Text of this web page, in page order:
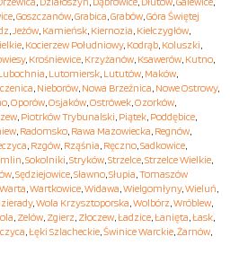
,Goszczanów,Grabica,Grabów,Góra Świętej
,Jeżów, Kamieńsk, Kiernozia, Kiełczygłów,
, Kocierzew Południowy, Kodrąb, Koluszki,
, Krośniewice, Krzyżanów, Ksawerów, Kutno,
, Lutomiersk, Lututów, Maków,
, Nieborów, Nowa Brzeźnica, Nowe Ostrowy,
,Oporów,Osjaków,Ostrówek,Ozorków,
, Piotrków Trybunalski, Piątek, Poddębice,
, Radomsko, Rawa Mazowiecka, Regnów,
, Rzgów, Rząśnia, Ręczno,Sadkowice,
,Sokolniki,Stryków,Strzelce,Strzelce Wielkie,
,Sędziejowice,Sławno,Słupia,Tomaszów
Warta,Wartkowice,Widawa,Wielgomłyny,Wieluń,
,Wola Krzysztoporska,Wolbórz,Wróblew,
, Zelów, Zgierz, Złoczew,Ładzice,Łanięta,Łask,
,Łęki Szlacheckie,Świnice Warckie,Żarnów,